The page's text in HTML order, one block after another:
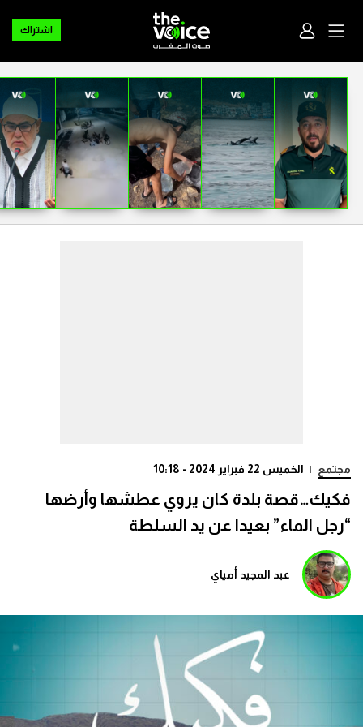
اشتراك
مجتمع | الخميس 22 فبراير 2024 - 10:18
فكيك…قصة بلدة كان يروي عطشها وأرضها
“رجل الماء” بعيدا عن يد السلطة
عبد المجيد أمياي